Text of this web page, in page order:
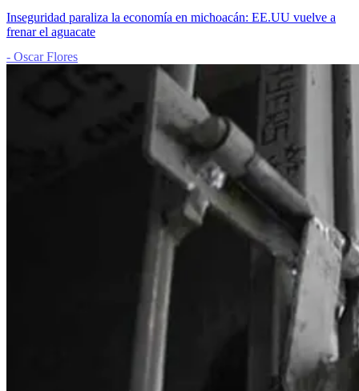
Inseguridad paraliza la economía en michoacán: EE.UU vuelve a
frenar el aguacate
- Oscar Flores